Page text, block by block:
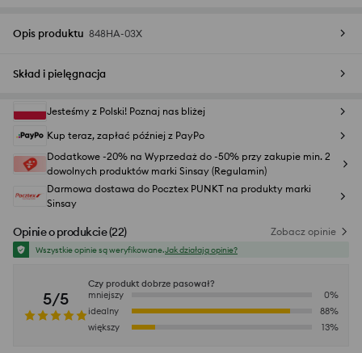
Opis produktu 848HA-03X
Skład i pielęgnacja
Jesteśmy z Polski! Poznaj nas bliżej
Kup teraz, zapłać później z PayPo
Dodatkowe -20% na Wyprzedaż do -50% przy zakupie min. 2
dowolnych produktów marki Sinsay (Regulamin)
Darmowa dostawa do Pocztex PUNKT na produkty marki
Sinsay
Opinie o produkcie(22) Zobacz opinie
Wszystkie opinie są weryfikowane.Jak działają opinie?
5/5
Czy produkt dobrze pasował?
mniejszy
0%
idealny
88%
większy
13%